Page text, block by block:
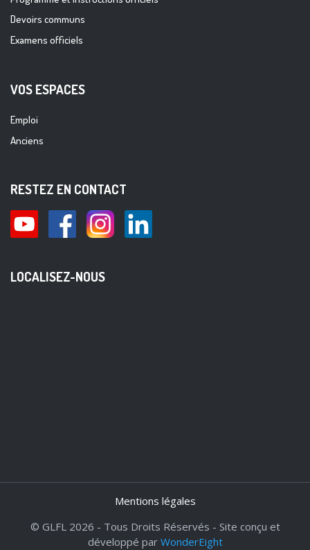
Devoirs communs
Examens officiels
VOS ESPACES
Emploi
Anciens
RESTEZ EN CONTACT
LOCALISEZ-NOUS
Mentions légales
© GLFL 2026 - Tous Droits Réservés - Site conçu et
développé par WonderEight